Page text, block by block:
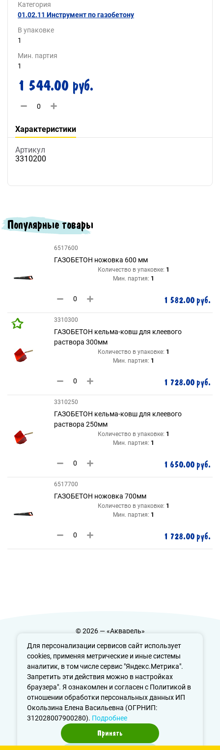
Для персонализации сервисов сайт использует
cookies, применяя метрические и иные системы
аналитик, в том числе сервис "Яндекс.Метрика".
Запретить эти действия можно в настройках
браузера". Я ознакомлен и согласен с Политикой в
отношении обработки персональных данных ИП
Окользина Елена Васильевна (ОГРНИП:
312028007900280). Подробнее
Принять
Категория
01.02.11 Инструмент по газобетону
В упаковке
1
Мин. партия
1
1 544.00 руб.
Характеристики
Артикул
3310200
Популярные товары
6517600
ГАЗОБЕТОН ножовка 600 мм
Количество в упаковке: 1
Мин. партия: 1
1 582.00 руб.
3310300
ГАЗОБЕТОН кельма-ковш для клеевого
раствора 300мм
Количество в упаковке: 1
Мин. партия: 1
1 728.00 руб.
3310250
ГАЗОБЕТОН кельма-ковш для клеевого
раствора 250мм
Количество в упаковке: 1
Мин. партия: 1
1 650.00 руб.
6517700
ГАЗОБЕТОН ножовка 700мм
Количество в упаковке: 1
Мин. партия: 1
1 728.00 руб.
© 2026 — «Акварель»
Политика конфиденциальности